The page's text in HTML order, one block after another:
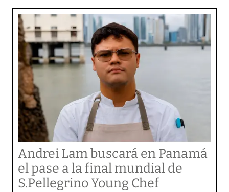
Andrei Lam buscará en Panamá
el pase a la final mundial de
S.Pellegrino Young Chef